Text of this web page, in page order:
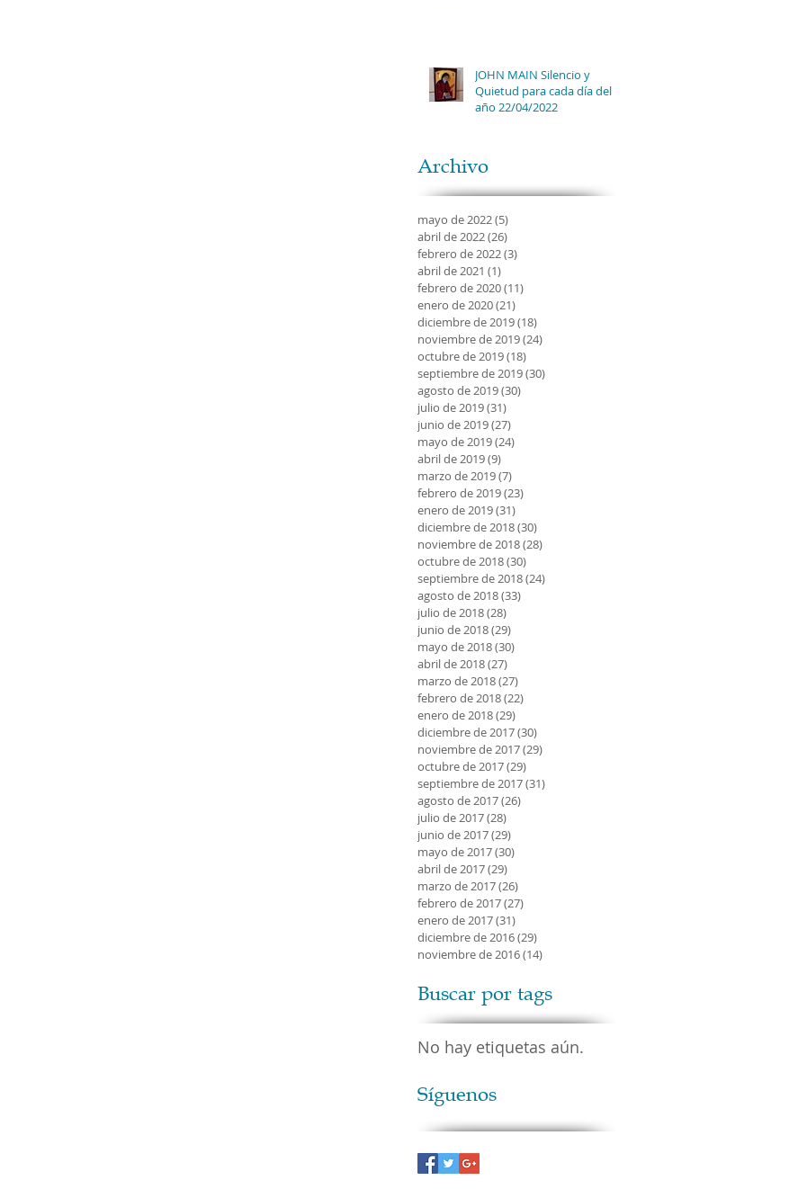
JOHN MAIN Silencio y
Quietud para cada día del
año 22/04/2022
Archivo
mayo de 2022(5)
abril de 2022(26)
febrero de 2022(3)
abril de 2021 (1)
febrero de 2020(11)
enero de 2020(21)
diciembre de 2019(18)
noviembre de 2019(24)
octubre de 2019(18)
septiembre de 2019(30)
agosto de 2019(30)
julio de 2019(31)
junio de 2019(27)
mayo de 2019(24)
abril de 2019(9)
marzo de 2019(7)
febrero de 2019(23)
enero de 2019(31)
diciembre de 2018(30)
noviembre de 2018(28)
octubre de 2018(30)
septiembre de 2018(24)
agosto de 2018(33)
julio de 2018(28)
junio de 2018(29)
mayo de 2018(30)
abril de 2018(27)
marzo de 2018(27)
febrero de 2018(22)
enero de 2018(29)
diciembre de 2017(30)
noviembre de 2017(29)
octubre de 2017(29)
septiembre de 2017(31)
agosto de 2017(26)
julio de 2017(28)
junio de 2017(29)
mayo de 2017(30)
abril de 2017(29)
marzo de 2017(26)
febrero de 2017(27)
enero de 2017(31)
diciembre de 2016(29)
noviembre de 2016(14)
Buscar por tags
No hay etiquetas aún.
Síguenos